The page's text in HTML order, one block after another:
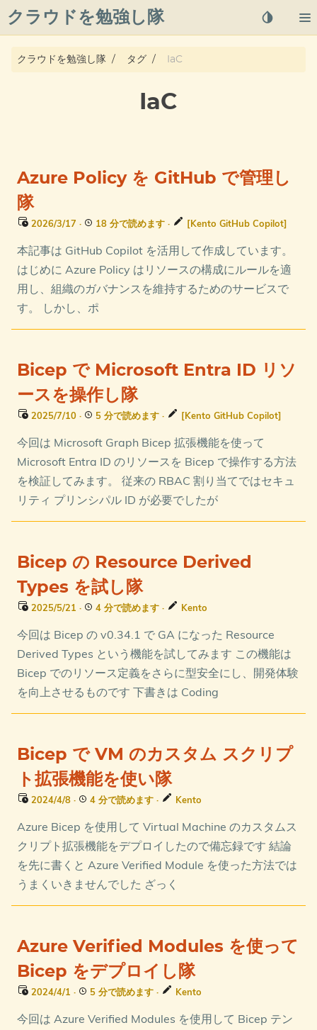
クラウドを勉強し隊
About
azure overview
タグ
クラウドを勉強し隊 タグ IaC
IaC
Azure Policy を GitHub で管理し
隊
2026/3/17 · 18 分で読めます · [Kento GitHub Copilot]
本記事は GitHub Copilot を活用して作成しています。
はじめに Azure Policy はリソースの構成にルールを適
用し、組織のガバナンスを維持するためのサービスで
す。 しかし、ポ
Bicep で Microsoft Entra ID リソ
ースを操作し隊
2025/7/10 · 5 分で読めます · [Kento GitHub Copilot]
今回は Microsoft Graph Bicep 拡張機能を使って
Microsoft Entra ID のリソースを Bicep で操作する方法
を検証してみます。 従来の RBAC 割り当てではセキュ
リティ プリンシパル ID が必要でしたが
Bicep の Resource Derived
Types を試し隊
2025/5/21 · 4 分で読めます · Kento
今回は Bicep の v0.34.1 で GA になった Resource
Derived Types という機能を試してみます この機能は
Bicep でのリソース定義をさらに型安全にし、開発体験
を向上させるものです 下書きは Coding
Bicep で VM のカスタム スクリプ
ト拡張機能を使い隊
2024/4/8 · 4 分で読めます · Kento
Azure Bicep を使用して Virtual Machine のカスタムス
クリプト拡張機能をデプロイしたので備忘録です 結論
を先に書くと Azure Verified Module を使った方法では
うまくいきませんでした ざっく
Azure Verified Modules を使って
Bicep をデプロイし隊
2024/4/1 · 5 分で読めます · Kento
今回は Azure Verified Modules を使用して Bicep テン